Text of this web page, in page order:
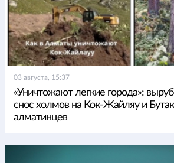
03 августа, 15:37
«Уничтожают легкие города»:
снос холмов на Кок-Жайляу и
алматинцев